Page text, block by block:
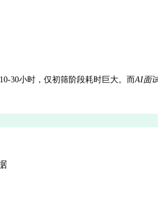
30小时，仅初筛阶段耗时巨大。而AI面